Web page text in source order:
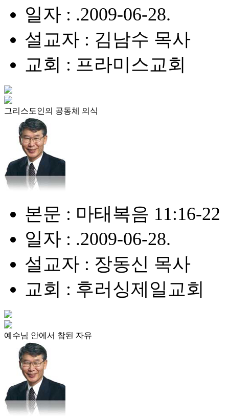
일자 : .2009-06-28.
설교자 : 김남수 목사
교회 : 프라미스교회
그리스도인의 공동체 의식
본문 : 마태복음 11:16-22
일자 : .2009-06-28.
설교자 : 장동신 목사
교회 : 후러싱제일교회
예수님 안에서 참된 자유